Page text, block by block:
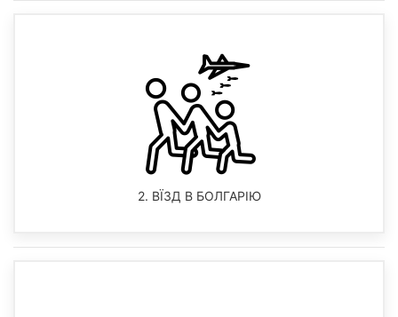
2. ВЇЗД В БОЛГАРІЮ